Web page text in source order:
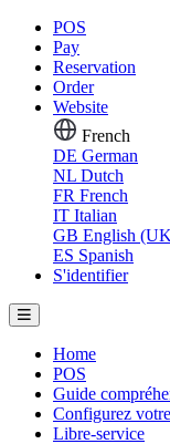
POS
Pay
Reservation
Order
Website
French
DE German
NL Dutch
FR French
IT Italian
GB English
ES Spanish
S'identifier
Home
POS
Guide
Configurez
Libre-service